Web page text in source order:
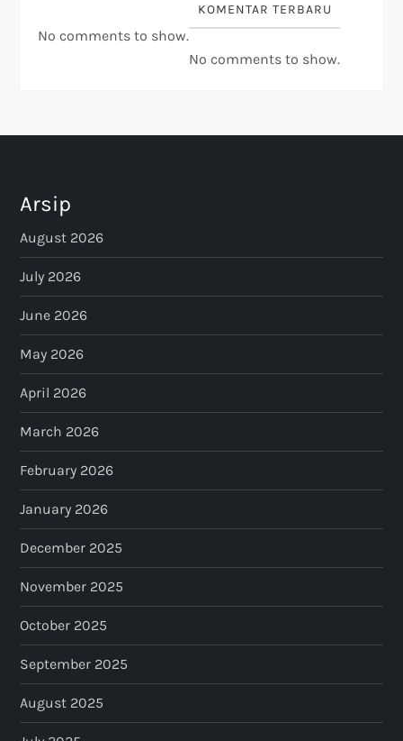
No comments to show.
KOMENTAR TERBARU
No comments to show.
Arsip
August 2026
July 2026
June 2026
May 2026
April 2026
March 2026
February 2026
January 2026
December 2025
November 2025
October 2025
September 2025
August 2025